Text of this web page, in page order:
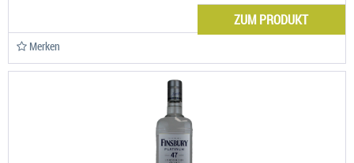
ZUM PRODUKT
Merken